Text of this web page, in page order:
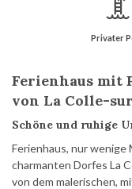
Privater
Ferienhaus mit
von La Colle-
Schöne und ruhige
Ferienhaus, nur
charmanten Dorfes La
von dem malerischen,